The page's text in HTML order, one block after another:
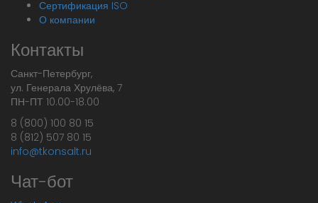
Сертификация ISO
О компании
Контакты
Санкт-Петербург,
ул. Генерала Хрулёва, 7
ПН-ПТ 10.00-18.00
8 (800) 100 80 15
8 (812) 507 80 15
info@tkonsalt.ru
Чат-бот